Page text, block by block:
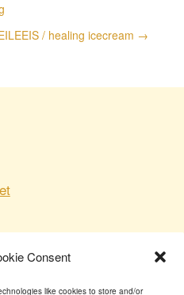
Consent
like cookies to store and/or
/ healing icecream →